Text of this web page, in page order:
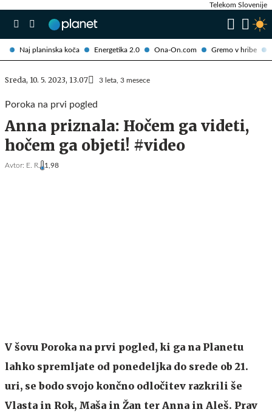
Naj planinska koča Energetika 2.0 Ona-On.com Gremo v hribe
Telekom Slovenije
Sreda, 10. 5. 2023, 13.07 3 leta, 3 mesece
Poroka na prvi pogled
Anna priznala: Hočem ga videti,
hočem ga objeti! #video
Avtor: E. R. 1,98
V šovu Poroka na prvi pogled, ki ga na Planetu
lahko spremljate od ponedeljka do srede ob 21.
uri, se bodo svojo končno odločitev razkrili še
Vlasta in Rok, Maša in Žan ter Anna in Aleš. Prav